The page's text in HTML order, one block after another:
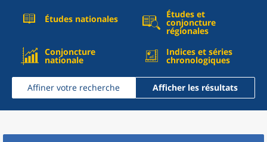
Études nationales Études et
conjoncture
régionales
Conjoncture
nationale
Indices et séries
chronologiques
Affiner votre recherche Afficher les résultats